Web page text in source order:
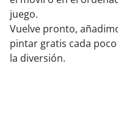
juego.
Vuelve pronto,
pintar gratis cada
la diversión.